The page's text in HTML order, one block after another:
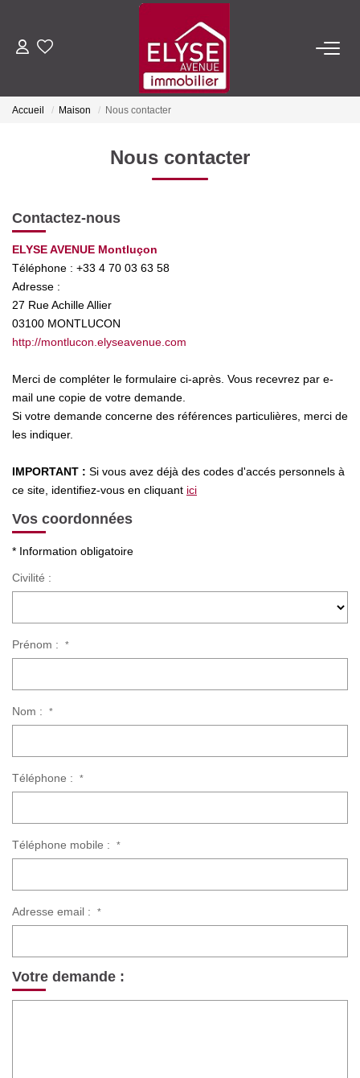
ACHETER
ESTIMER
NOTRE AGENCE
Nous Rejoindre
CONTACT
Accueil Maison Nous contacter
Nous contacter
Contactez-nous
ELYSE AVENUE Montluçon
Téléphone : +33 4 70 03 63 58
Adresse :
27 Rue Achille Allier
03100 MONTLUCON
http://montlucon.elyseavenue.com
Merci de compléter le formulaire ci-après. Vous recevrez par e-
mail une copie de votre demande.
Si votre demande concerne des références particulières, merci de
les indiquer.
IMPORTANT : Si vous avez déjà des codes d'accés personnels à
ce site, identifiez-vous en cliquant ici
Vos coordonnées
* Information obligatoire
Civilité :
Prénom : *
Nom : *
Téléphone : *
Téléphone mobile : *
Adresse email : *
Votre demande :